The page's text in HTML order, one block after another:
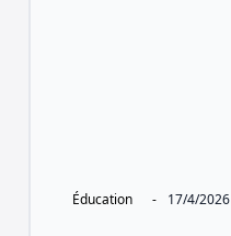
Éducation - 17/4/2026